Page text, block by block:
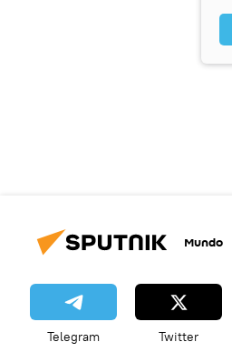
Mundo
Telegram Twitter